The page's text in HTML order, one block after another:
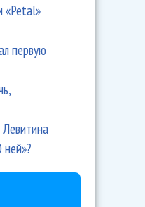
«Petal»
первую
ней»?